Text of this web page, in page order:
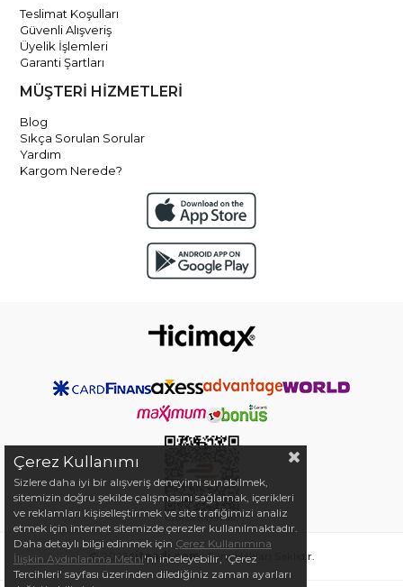
Teslimat Koşulları
Güvenli Alışveriş
Üyelik İşlemleri
Garanti Şartları
MÜŞTERİ HİZMETLERİ
Blog
Sıkça Sorulan Sorular
Yardım
Kargom Nerede?
© 2023siteadi.com- Tüm Hakları Saklıdır.
Çerez Kullanımı
Sizlere daha iyi bir alışveriş deneyimi sunabilmek,
sitemizin doğru şekilde çalışmasını sağlamak, içerikleri
ve reklamları kişiselleştirmek ve site trafiğimizi analiz
etmek için internet sitemizde çerezler kullanılmaktadır.
Daha detaylı bilgi edinmek için Çerez Kullanımına
İlişkin Aydınlanma Metni'ni inceleyebilir, 'Çerez
Tercihleri' sayfası üzerinden dilediğiniz zaman ayarları